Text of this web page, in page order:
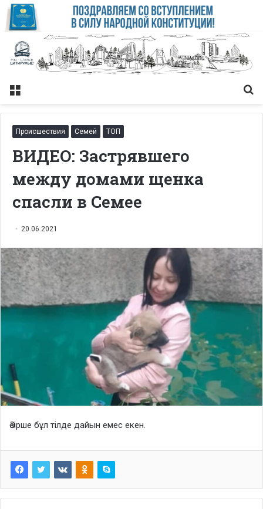
Меню
Происшествия Семей ТОП
ВИДЕО: Застрявшего
между домами щенка
спасли в Семее
20.06.2021
Әзірше бұл тілде дайын емес екен.